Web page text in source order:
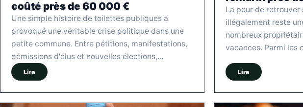
coûté près de 60 000 €
Une simple histoire de toilettes publiques a
provoqué une véritable crise politique dans une
petite commune. Entre pétitions, manifestations,
démissions d'élus et nouvelles élections,…
Lire
La peur de
illégalement reste
nombreux
vacances. Parmi les
Lire